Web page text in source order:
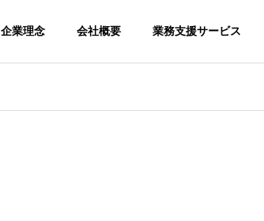
企業理念 会社概要 業務支援サービス